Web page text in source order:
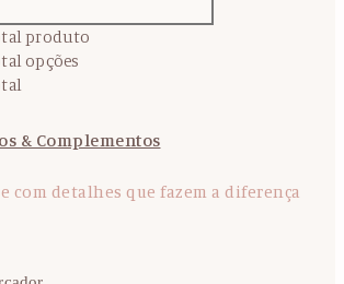
produto
opções
& Complementos
com detalhes que fazem a diferença